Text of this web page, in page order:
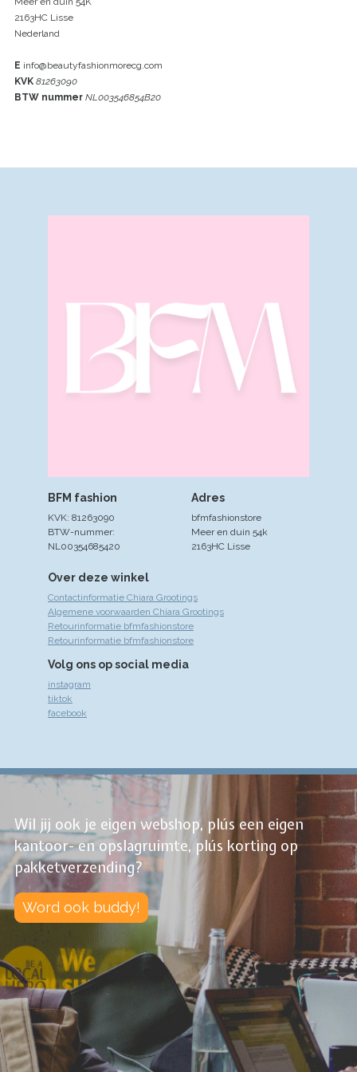
2163HC Lisse
Nederland
E info@beautyfashionmorecg.com
KVK 81263090
BTW nummer NL003546854B20
Over deze winkel
Contactinformatie Chiara Grootings
Algemene voorwaarden Chiara Grootings
Retourinformatie bfmfashionstore
Retourinformatie bfmfashionstore
Volg ons op social media
instagram
tiktok
facebook
Adres
bfmfashionstore
Meer en duin 54k
2163HC Lisse
BFM fashion
KVK: 81263090
BTW-nummer:
NL00354685420
Wil jij ook je eigen webshop, plús een eigen
kantoor- en opslagruimte, plús korting op
pakketverzending?
Word ook buddy!